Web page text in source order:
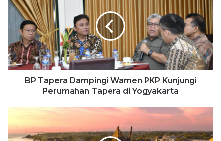
BP Tapera Dampingi Wamen PKP Kunjungi
Perumahan Tapera di Yogyakarta